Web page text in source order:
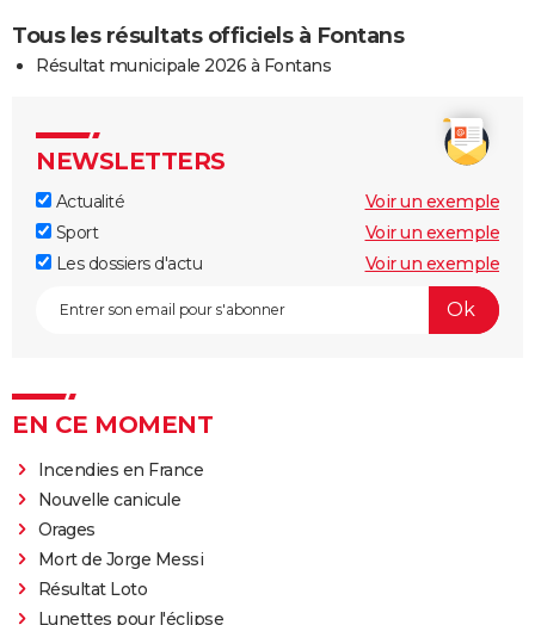
Tous les résultats officiels à Fontans
Résultat municipale 2026 à Fontans
NEWSLETTERS
Actualité
Voir un exemple
Sport
Voir un exemple
Les dossiers d'actu
Voir un exemple
EN CE MOMENT
Incendies en France
Nouvelle canicule
Orages
Mort de Jorge Messi
Résultat Loto
Lunettes pour l'éclipse